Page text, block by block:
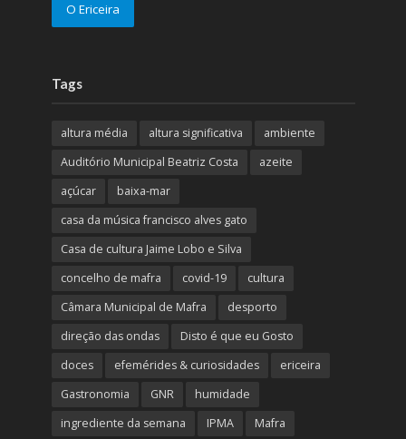
O Ericeira
Tags
altura média altura significativa
ambiente
Auditório Municipal Beatriz Costa
azeite
açúcar
baixa-mar
casa da música francisco alves gato
Casa de cultura Jaime Lobo e Silva
concelho de mafra
covid-19
cultura
Câmara Municipal de Mafra
desporto
direção das ondas
Disto é que eu Gosto
doces
efemérides & curiosidades
ericeira
Gastronomia
GNR
humidade
ingrediente da semana
IPMA Mafra